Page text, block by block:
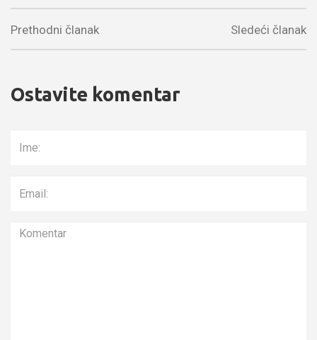
Sledeći članak
Prethodni članak
Ostavite komentar